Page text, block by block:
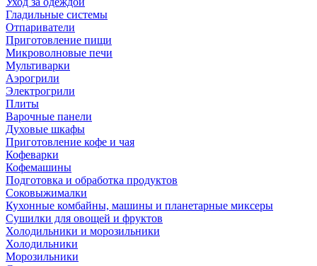
Гладильные системы
Отпариватели
Приготовление пищи
Микроволновые печи
Мультиварки
Аэрогрили
Электрогрили
Плиты
Варочные панели
Духовые шкафы
Приготовление кофе и чая
Кофеварки
Кофемашины
Подготовка и обработка продуктов
Соковыжималки
Кухонные комбайны, машины и планетарные миксеры
Сушилки для овощей и фруктов
Холодильники и морозильники
Холодильники
Морозильники